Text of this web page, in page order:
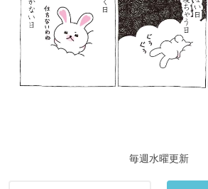
毎週水曜更新